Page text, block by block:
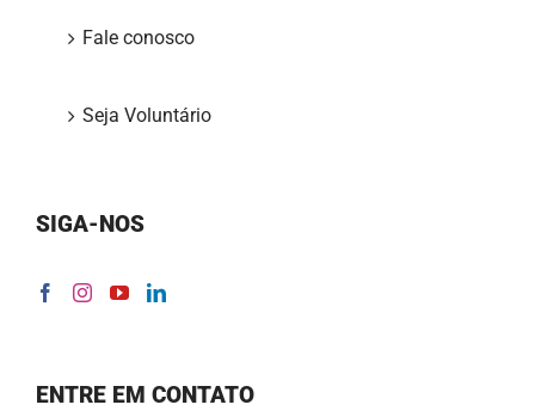
Fale conosco
Seja Voluntário
SIGA-NOS
ENTRE EM CONTATO